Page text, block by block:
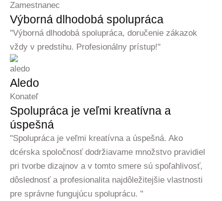
Zamestnanec
Výborná dlhodobá spolupráca
"Výborná dlhodobá spolupráca, doručenie zákazok
vždy v predstihu. Profesionálny prístup!"
Aledo
Konateľ
Spolupráca je veľmi kreatívna a
úspešná
"Spolupráca je veľmi kreatívna a úspešná. Ako
dcérska spoločnosť dodržiavame množstvo pravidiel
pri tvorbe dizajnov a v tomto smere sú spoľahlivosť,
dôslednosť a profesionalita najdôležitejšie vlastnosti
pre správne fungujúcu spoluprácu. "